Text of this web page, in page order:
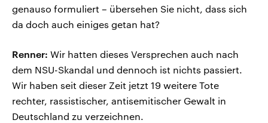
genauso formuliert – übersehen Sie nicht, dass sich
da doch auch einiges getan hat?
Renner: Wir hatten dieses Versprechen auch nach
dem NSU-Skandal und dennoch ist nichts passiert.
Wir haben seit dieser Zeit jetzt 19 weitere Tote
rechter, rassistischer, antisemitischer Gewalt in
Deutschland zu verzeichnen.